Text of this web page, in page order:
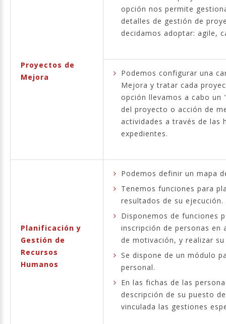
Proyectos de
Mejora
opción nos permite
detalles de gestión de
decidamos adoptar: agile,
Podemos configurar una
Mejora y tratar cada
opción llevamos a cabo
del proyecto o acción de
actividades a través de las
expedientes.
Planificación y
Gestión de
Recursos
Humanos
Podemos definir un mapa
Tenemos funciones para
resultados de su ejecución.
Disponemos de funciones
inscripción de personas
de motivación, y realizar
Se dispone de un módulo
personal.
En las fichas de las
descripción de su puesto
vinculada las gestiones